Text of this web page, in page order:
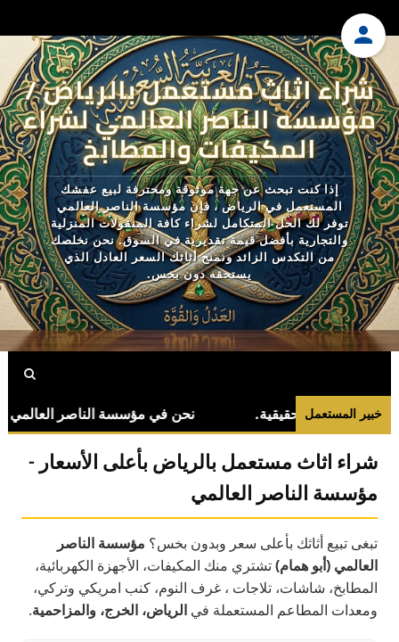
شراء اثاث مستعمل بالرياض /
مؤسسه الناصر العالمي لشراء
المكيفات والمطابخ
إذا كنت تبحث عن جهة موثوقة ومحترفة لبيع عفشك
المستعمل في الرياض ، فإن مؤسسة الناصر العالمي
توفر لك الحل المتكامل لشراء كافة المنقولات المنزلية
والتجارية بأفضل قيمة تقديرية في السوق. نحن نخلصك
من التكدس الزائد ونمنح أثاثك السعر العادل الذي
يستحقه دون بخس.
خبير المستعمل
شراء اثاث مستعمل بالرياض بأعلى الأسعار -
مؤسسة الناصر العالمي
تبغى تبيع أثاثك بأعلى سعر وبدون بخس؟ مؤسسة الناصر
العالمي (أبو همام)تشتري منك المكيفات، الأجهزة الكهربائية،
المطابخ، شاشات، تلاجات ، غرف النوم، كنب امريكي وتركي،
ومعدات المطاعم المستعملة في الرياض، الخرج، والمزاحمية.